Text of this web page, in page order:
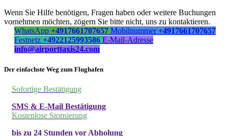
Wenn Sie Hilfe benötigen, Fragen haben oder weitere Buchungen
vornehmen möchten, zögern Sie bitte nicht, uns zu kontaktieren.
WhatsApp +4917661707657 Mobilnummer +4917661707657
Festnetz +4922125993586 E-Mail-Adresse
info@airporttaxis24.com
Der einfachste Weg zum Flughafen
Sofortige Bestätigung
SMS & E-Mail Bestätigung
Kostenlose Stornierung
bis zu 24 Stunden vor Abholung